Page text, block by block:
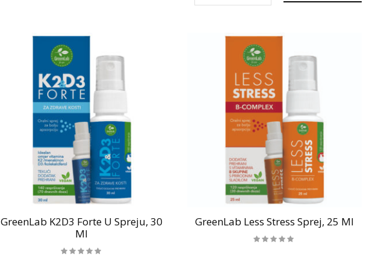
GreenLab K2D3 Forte U Spreju, 30
Ml
GreenLab Less Stress Sprej, 25 Ml